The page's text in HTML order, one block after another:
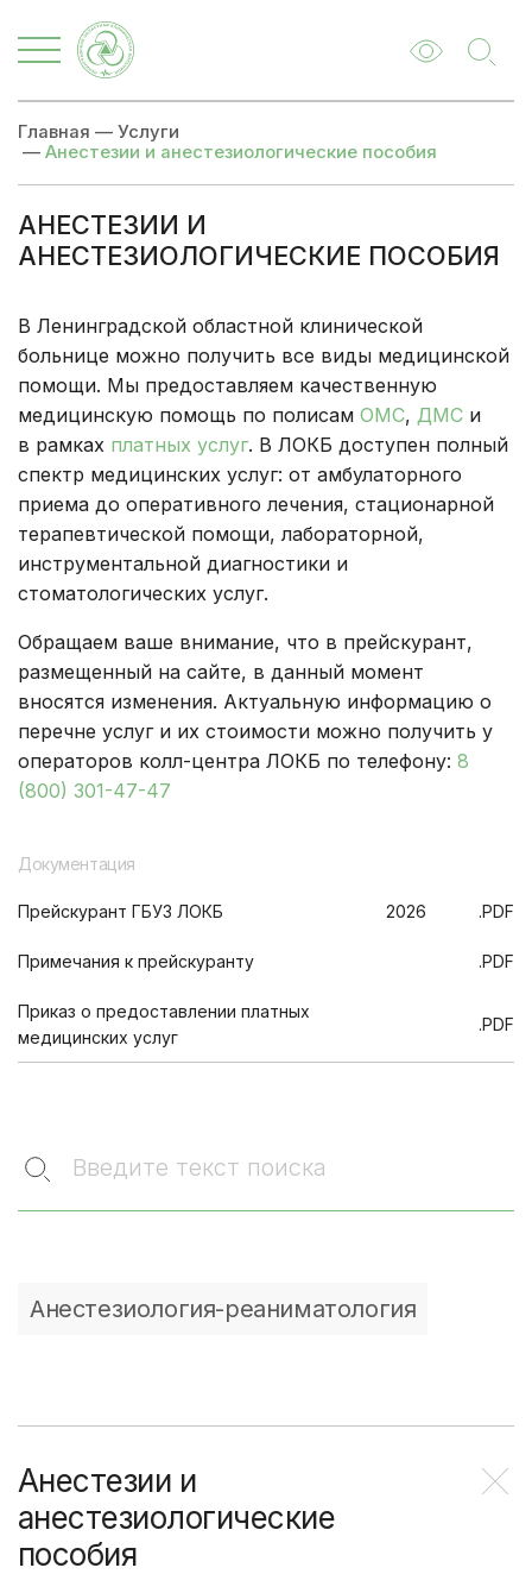
Главная — Услуги
— Анестезии и анестезиологические пособия
АНЕСТЕЗИИ И
АНЕСТЕЗИОЛОГИЧЕСКИЕ ПОСОБИЯ
В Ленинградской областной клинической
больнице можно получить все виды медицинской
помощи. Мы предоставляем качественную
медицинскую помощь по полисам ОМС, ДМС и
в рамках платных услуг. В ЛОКБ доступен полный
спектр медицинских услуг: от амбулаторного
приема до оперативного лечения, стационарной
терапевтической помощи, лабораторной,
инструментальной диагностики и
стоматологических услуг.
Обращаем ваше внимание, что в прейскурант,
размещенный на сайте, в данный момент
вносятся изменения. Актуальную информацию о
перечне услуг и их стоимости можно получить у
операторов колл-центра ЛОКБ по телефону: 8
(800) 301-47-47
Документация
Прейскурант ГБУЗ ЛОКБ 2026 .PDF
Примечания к прейскуранту .PDF
Приказ о предоставлении платных
медицинских услуг
.PDF
Введите текст поиска
Анестезиология-реаниматология
Анестезии и
анестезиологические
пособия